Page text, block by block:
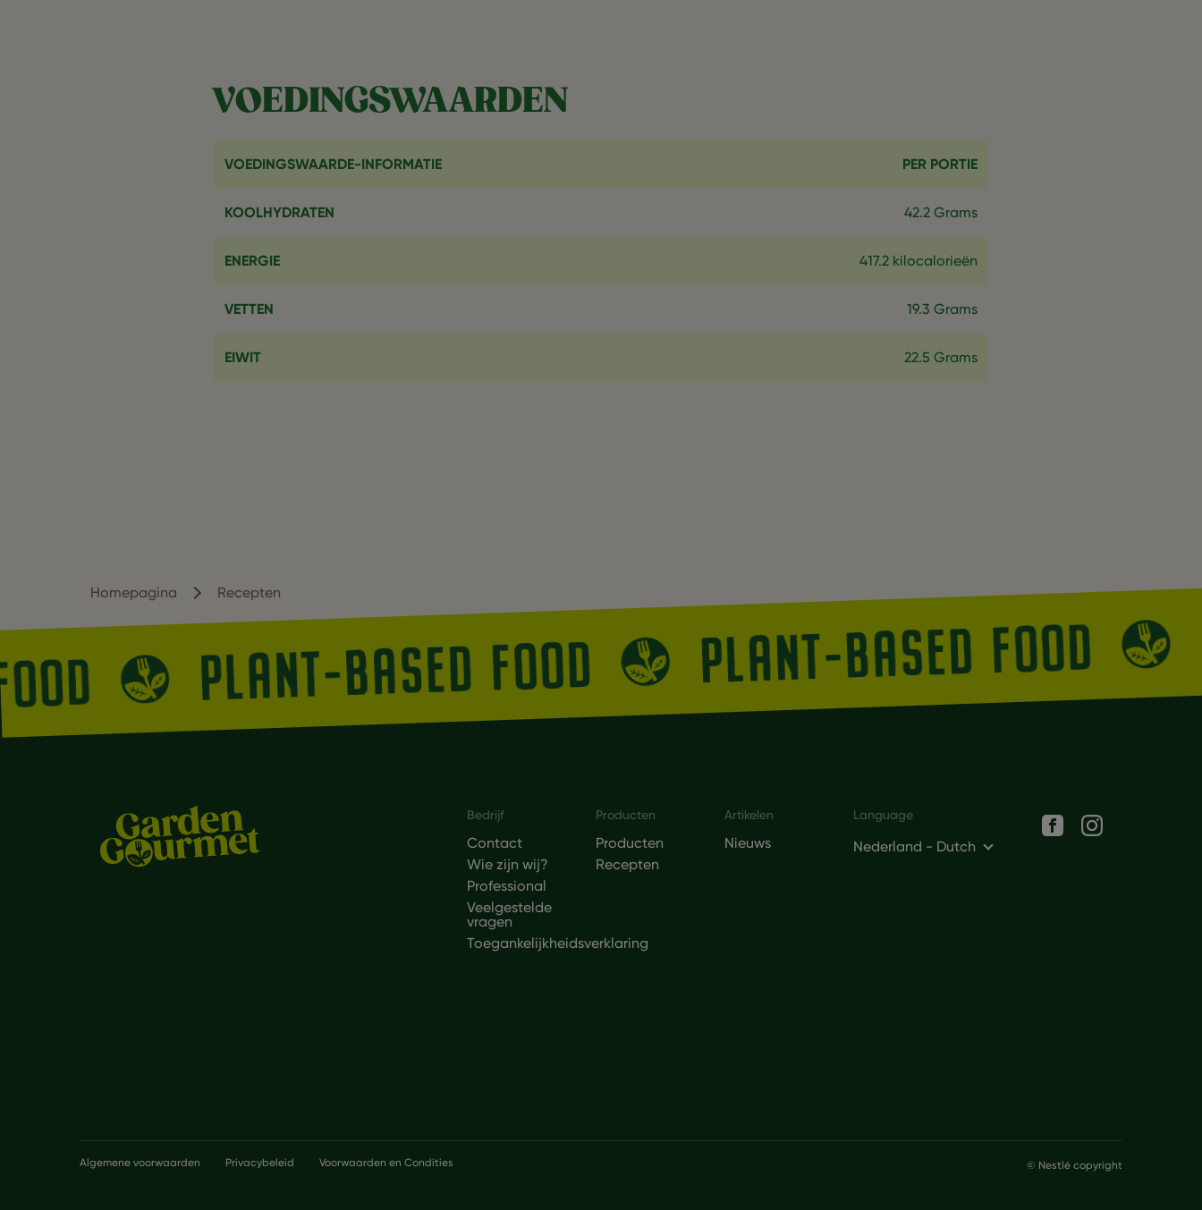
VOEDINGSWAARDEN
VOEDINGSWAARDE-INFORMATIE PER PORTIE
KOOLHYDRATEN 42.2 Grams
ENERGIE 417.2 kilocalorieën
VETTEN 19.3 Grams
EIWIT 22.5 Grams
Homepagina Recepten
PLANT-BASED FOOD PLANT-BASED FOOD
Footer
Bedrijf
Contact
Wie zijn wij?
Professional
Veelgestelde
vragen
Toegankelijkheidsverklaring
Producten
Producten
Recepten
Artikelen
Nieuws
Language
Nederland - Dutch
Social networks
Legal
Algemene voorwaarden Privacybeleid Voorwaarden en Condities © Nestlé copyright